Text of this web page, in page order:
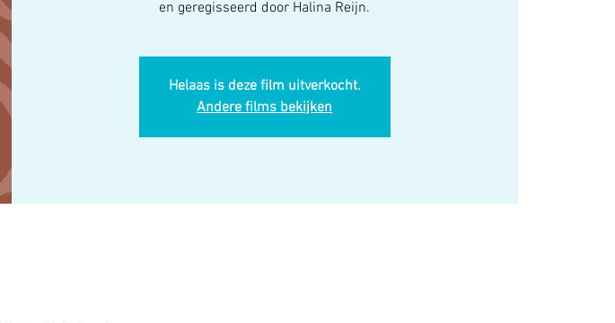
en geregisseerd door Halina Reijn.
Helaas is deze film uitverkocht.
Andere films bekijken